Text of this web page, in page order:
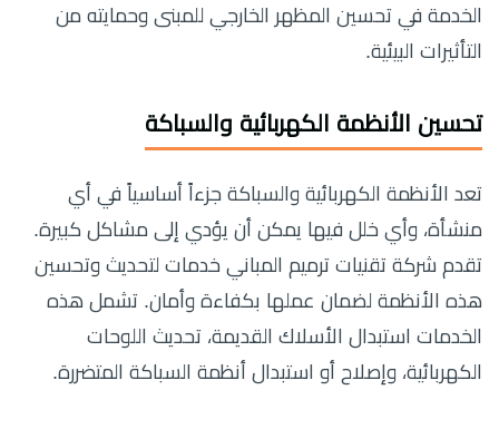
الخدمة في تحسين المظهر الخارجي للمبنى وحمايته من
التأثيرات البيئية.
تحسين الأنظمة الكهربائية والسباكة
تعد الأنظمة الكهربائية والسباكة جزءاً أساسياً في أي
منشأة، وأي خلل فيها يمكن أن يؤدي إلى مشاكل كبيرة.
تقدم شركة تقنيات ترميم المباني خدمات لتحديث وتحسين
هذه الأنظمة لضمان عملها بكفاءة وأمان. تشمل هذه
الخدمات استبدال الأسلاك القديمة، تحديث اللوحات
الكهربائية، وإصلاح أو استبدال أنظمة السباكة المتضررة.